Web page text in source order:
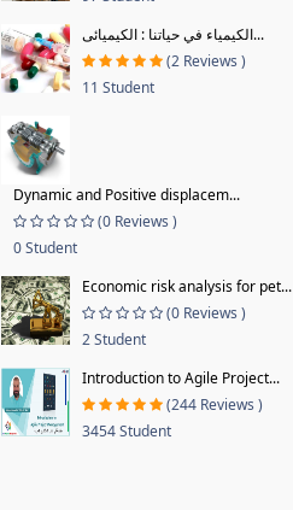
الكيمياء في حياتنا : الكيميائى...
(2 Reviews )
11 Student
Dynamic and Positive displacem...
(0 Reviews )
0 Student
Economic risk analysis for pet...
(0 Reviews )
2 Student
Introduction to Agile Project...
(244 Reviews )
3454 Student